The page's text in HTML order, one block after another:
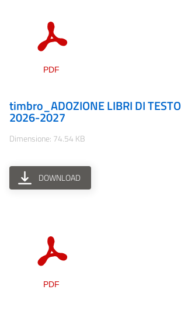
timbro_ADOZIONE LIBRI DI
2026-2027
Dimensione: 74.54 KB
DOWNLOAD